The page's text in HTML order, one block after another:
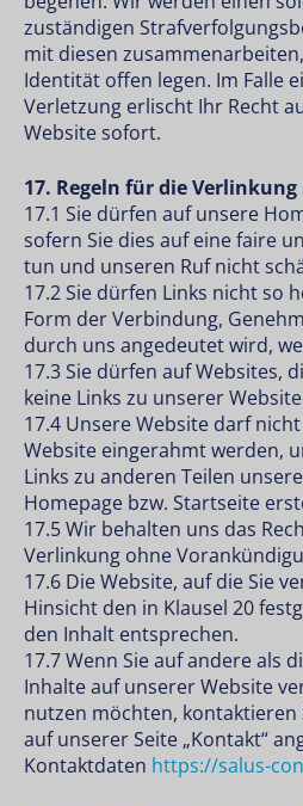
zuständigen
mit diesen
Identität offen legen. Im Falle
Verletzung erlischt Ihr Recht
Website sofort.
17. Regeln für die
17.1 Sie dürfen auf unsere
sofern Sie dies auf eine faire
tun und unseren Ruf nicht
17.2 Sie dürfen Links nicht so
Form der Verbindung,
durch uns angedeutet wird,
17.3 Sie dürfen auf Websites,
keine Links zu unserer
17.4 Unsere Website darf
Website eingerahmt werden,
Links zu anderen Teilen
Homepage bzw. Startseite
17.5 Wir behalten uns das
Verlinkung ohne
17.6 Die Website, auf die Sie
Hinsicht den in Klausel 20
den Inhalt entsprechen.
17.7 Wenn Sie auf andere als
Inhalte auf unserer Website
nutzen möchten,
auf unserer Seite „Kontakt“
Kontaktdaten https://salus-